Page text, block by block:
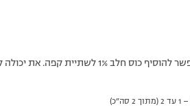
את יכולה לחלק את זה ל- 3-4 כוסות קפה במהלך היום אבל אפשר גם לרכז את זה לכוס אחת 🙂